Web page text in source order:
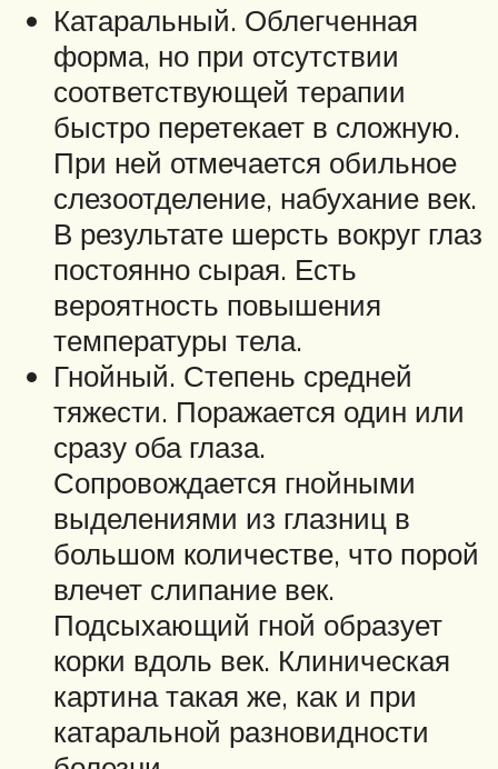
Катаральный. Облегченная
форма, но при отсутствии
соответствующей терапии
быстро перетекает в сложную.
При ней отмечается обильное
слезоотделение, набухание век.
В результате шерсть вокруг глаз
постоянно сырая. Есть
вероятность повышения
температуры тела.
Гнойный. Степень средней
тяжести. Поражается один или
сразу оба глаза.
Сопровождается гнойными
выделениями из глазниц в
большом количестве, что порой
влечет слипание век.
Подсыхающий гной образует
корки вдоль век. Клиническая
картина такая же, как и при
катаральной разновидности